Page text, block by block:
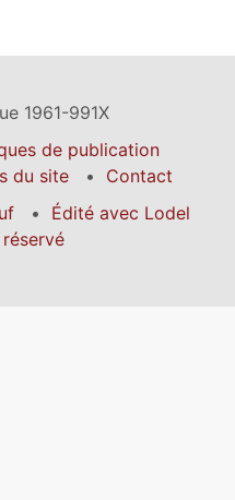
1961-991X
de publication
du site
Contact
Édité avec Lodel